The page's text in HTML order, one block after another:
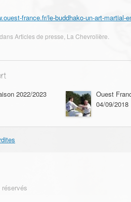
france.fr/le-buddhako-un-art-martial-
dans Articles de presse La Chevrolière
2022/2023
Ouest
04/09/2018